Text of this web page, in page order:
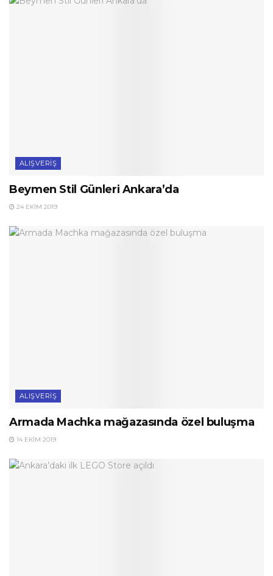
ALIŞVERIŞ
Beymen Stil Günleri Ankara’da
24 EKIM 2019
ALIŞVERIŞ
Armada Machka mağazasında özel buluşma
14 EKIM 2019